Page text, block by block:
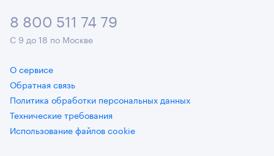
8 800 511 74 79
С 9 до 18 по Москве
О сервисе
Обратная связь
Политика обработки персональных данных
Технические требования
Использование файлов cookie